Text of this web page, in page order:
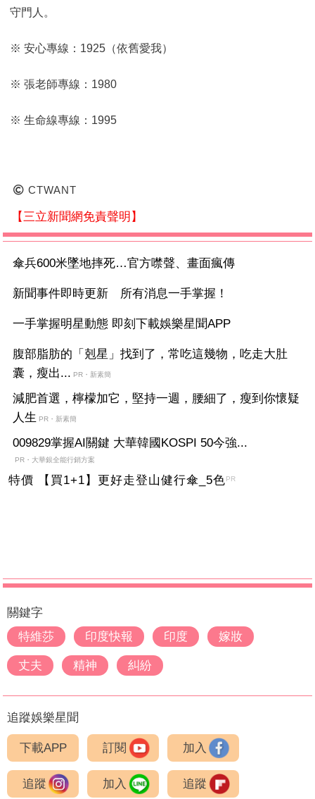
守門人。
※ 安心專線：1925（依舊愛我）
※ 張老師專線：1980
※ 生命線專線：1995
CTWANT
【三立新聞網免責聲明】
傘兵600米墜地摔死…官方噤聲、畫面瘋傳
新聞事件即時更新 所有消息一手掌握！
一手掌握明星動態 即刻下載娛樂星聞APP
腹部脂肪的「剋星」找到了，常吃這幾物，吃走大肚
囊，瘦出... PR・新素簡
減肥首選，檸檬加它，堅持一週，腰細了，瘦到你懷疑
人生 PR・新素簡
009829掌握AI關鍵 大華韓國KOSPI 50今強...
PR・大華銀全能行銷方案
特價 【買1+1】更好走登山健行傘_5色PR
關鍵字
特維莎
印度快報 印度 嫁妝
丈夫 精神 糾紛
追蹤娛樂星聞
下載APP 訂閱 加入
追蹤 加入 追蹤